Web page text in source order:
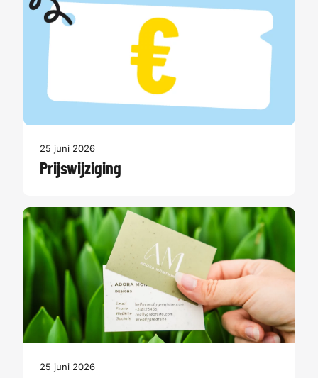
25 juni 2026
Prijswijziging
25 juni 2026